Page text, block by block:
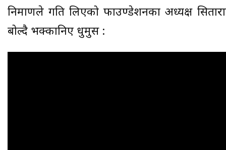
निमार्णले गति लिएको फाउण्डेशनका अध्यक्ष
बोल्दै भक्कानिए धुर्मुस :